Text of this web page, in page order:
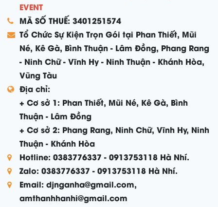
EVENT
MÃ SỐ THUẾ: 3401251574
Tổ Chức Sự Kiện Trọn Gói tại Phan Thiết, Mũi
Né, Kê Gà, Bình Thuận - Lâm Đồng, Phang Rang
- Ninh Chữ - Vĩnh Hy - Ninh Thuận - Khánh Hòa,
Vũng Tàu
Địa chỉ:
+ Cơ sở 1: Phan Thiết, Mũi Né, Kê Gà, Bình
Thuận - Lâm Đồng
+ Cơ sở 2: Phang Rang, Ninh Chữ, Vĩnh Hy, Ninh
Thuận - Khánh Hòa
Hotline: 0383776337 - 0913753118 Hà Nhí.
Zalo: 0383776337 - 0913753118 Hà Nhí.
Email: djnganha@gmail.com,
amthanhhanhi@gmail.com